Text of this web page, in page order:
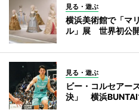
見る・遊ぶ
横浜美術館で「マ
ル」展 世界初公
見る・遊ぶ
ビー・コルセアー
決」 横浜BUNTAI